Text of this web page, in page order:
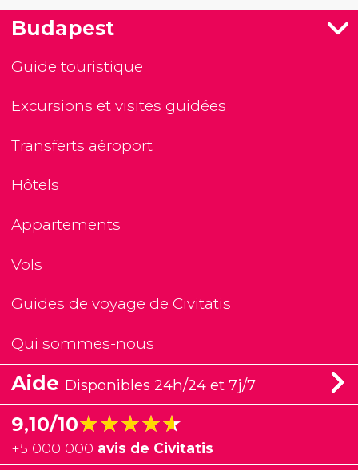
Budapest
Guide touristique
Excursions et visites guidées
Transferts aéroport
Hôtels
Appartements
Vols
Guides de voyage de Civitatis
Qui sommes-nous
Aide Disponibles 24h/24 et 7j/7
9,10/10★★★★★
★★★★★
+5 000 000 avis de Civitatis